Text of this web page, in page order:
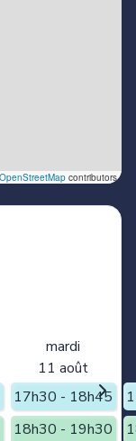
mardi
11 août
17h30 - 18h45
18h30 - 19h30